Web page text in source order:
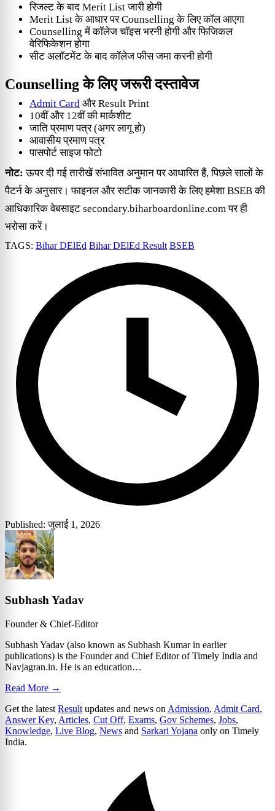
रिजल्ट के बाद Merit List जारी होगी
Merit List के आधार पर Counselling के लिए कॉल आएगा
Counselling में कॉलेज चॉइस भरनी होगी और फिजिकल
वेरिफिकेशन होगा
सीट अलॉटमेंट के बाद कॉलेज फीस जमा करनी होगी
Counselling के लिए जरूरी दस्तावेज
Admit Card और Result Print
10वीं और 12वीं की मार्कशीट
जाति प्रमाण पत्र (अगर लागू हो)
आवासीय प्रमाण पत्र
पासपोर्ट साइज फोटो
नोट: ऊपर दी गई तारीखें संभावित अनुमान पर आधारित हैं, पिछले सालों के
पैटर्न के अनुसार। फाइनल और सटीक जानकारी के लिए हमेशा BSEB की
आधिकारिक वेबसाइट secondary.biharboardonline.com पर ही
भरोसा करें।
TAGS: Bihar DElEd Bihar DElEd Result BSEB
Published: जुलाई 1, 2026
Subhash Yadav
Founder & Chief-Editor
Subhash Yadav (also known as Subhash Kumar in earlier
publications) is the Founder and Chief Editor of Timely India and
Navjagran.in. He is an education…
Read More →
Get the latest Result updates and news on Admission, Admit Card,
Answer Key, Articles, Cut Off, Exams, Gov Schemes, Jobs,
Knowledge, Live Blog, News and Sarkari Yojana only on Timely
India.